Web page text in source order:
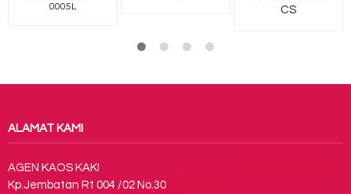
0005L
CS
ALAMAT KAMI
AGEN KAOS KAKI
Kp.Jembatan Rt 004 /02 No.30